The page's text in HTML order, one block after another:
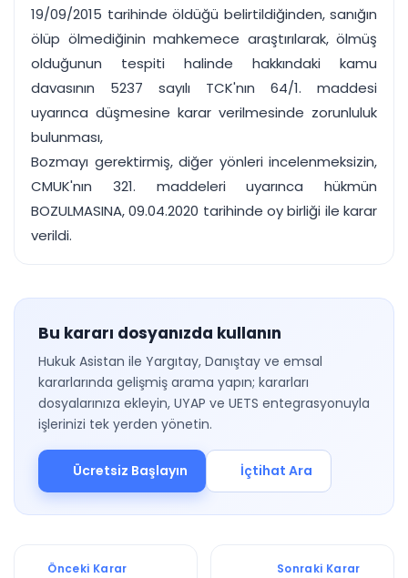
19/09/2015 tarihinde öldüğü belirtildiğinden, sanığın
ölüp ölmediğinin mahkemece araştırılarak, ölmüş
olduğunun tespiti halinde hakkındaki kamu
davasının 5237 sayılı TCK'nın 64/1. maddesi
uyarınca düşmesine karar verilmesinde zorunluluk
bulunması,
Bozmayı gerektirmiş, diğer yönleri incelenmeksizin,
CMUK'nın 321. maddeleri uyarınca hükmün
BOZULMASINA, 09.04.2020 tarihinde oy birliği ile karar
verildi.
Bu kararı dosyanızda kullanın
Hukuk Asistan ile Yargıtay, Danıştay ve emsal
kararlarında gelişmiş arama yapın; kararları
dosyalarınıza ekleyin, UYAP ve UETS entegrasyonuyla
işlerinizi tek yerden yönetin.
Ücretsiz Başlayın İçtihat Ara
Önceki Karar Sonraki Karar